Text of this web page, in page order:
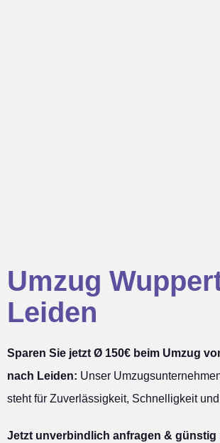
Umzug
Leiden
Sparen Sie jetzt Ø 150€ beim Umzug
nach Leiden: Unser
steht für Zuverlässigkeit, Schnelligkeit
Jetzt unverbindlich anfragen & günstig